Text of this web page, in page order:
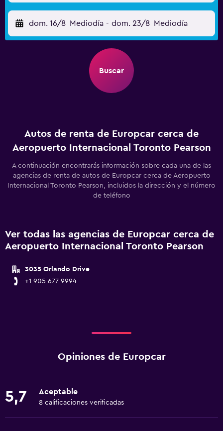
dom. 16/8 Mediodía - dom. 23/8 Mediodía
Buscar
Autos de renta de Europcar cerca de
Aeropuerto Internacional Toronto Pearson
A continuación encontrarás información sobre cada una de las
agencias de renta de autos de Europcar cerca de Aeropuerto
Internacional Toronto Pearson, incluidos la dirección y el número
de teléfono
Ver todas las agencias de Europcar cerca de
Aeropuerto Internacional Toronto Pearson
3035 Orlando Drive
+1 905 677 9994
Opiniones de Europcar
5,7 Aceptable
8 calificaciones verificadas